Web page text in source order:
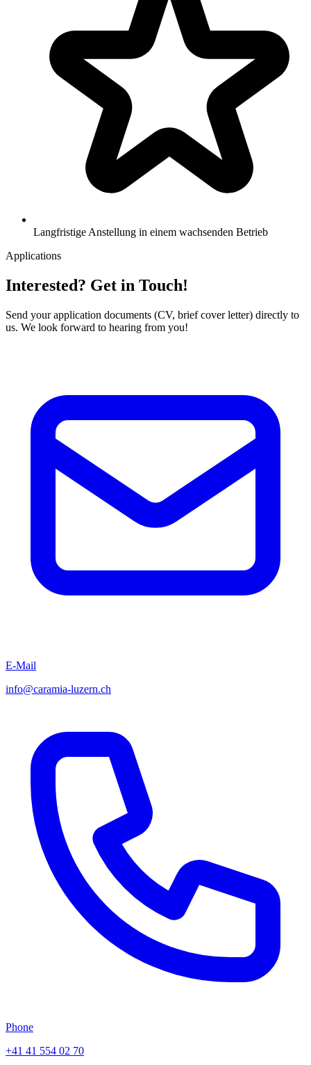
Langfristige Anstellung in einem wachsenden Betrieb
Applications
Interested? Get in Touch!
Send your application documents (CV, brief cover letter) directly to
us. We look forward to hearing from you!
E-Mail
info@caramia-luzern.ch
Phone
+41 41 554 02 70